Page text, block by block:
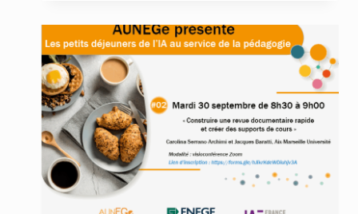
Dynamiser
l’interaction
classe
avec
l’IA (pendant